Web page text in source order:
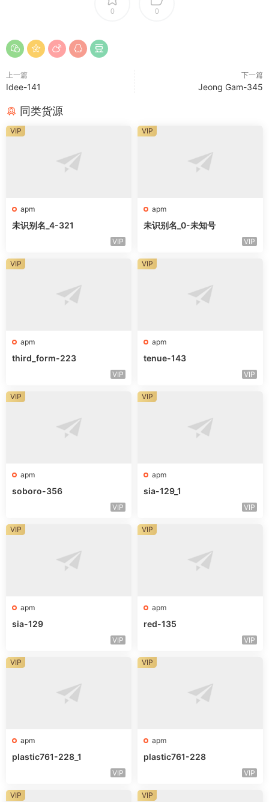
0 0
上一篇
Idee-141
下一篇
Jeong Gam-345
同类货源
apm
未识别名_4-321
VIP
VIP
apm
未识别名_0-未知号
VIP
VIP
apm
third_form-223
VIP
VIP
apm
tenue-143
VIP
VIP
apm
soboro-356
VIP
VIP
apm
sia-129_1
VIP
VIP
apm
sia-129
VIP
VIP
apm
red-135
VIP
VIP
apm
plastic761-228_1
VIP
VIP
apm
plastic761-228
VIP
VIP
VIP VIP